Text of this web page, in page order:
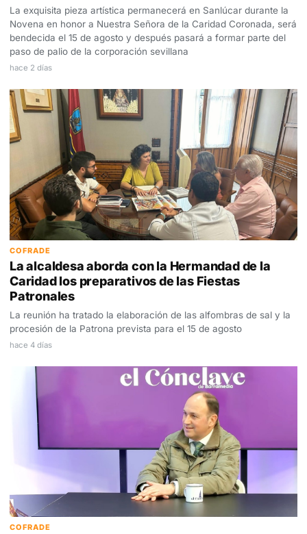
La exquisita pieza artística permanecerá en Sanlúcar durante la
Novena en honor a Nuestra Señora de la Caridad Coronada, será
bendecida el 15 de agosto y después pasará a formar parte del
paso de palio de la corporación sevillana
hace 2 días
COFRADE
La alcaldesa aborda con la Hermandad de la
Caridad los preparativos de las Fiestas
Patronales
La reunión ha tratado la elaboración de las alfombras de sal y la
procesión de la Patrona prevista para el 15 de agosto
hace 4 días
COFRADE